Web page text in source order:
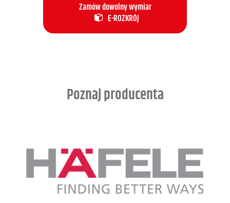
Zamów dowolny wymiar
E-ROZKRÓJ
Poznaj producenta